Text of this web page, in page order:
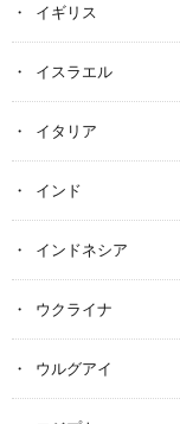
イギリス
イスラエル
イタリア
インド
インドネシア
ウクライナ
ウルグアイ